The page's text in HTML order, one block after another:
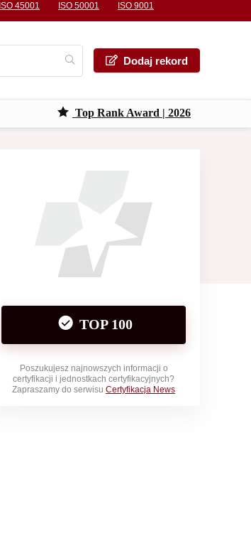
ISO 45001 ISO 50001
ISO 9001
Dodaj rekord
Top Rank Award | 2026
TOP 100
Poszukujesz najnowszych informacji o
certyfikacji i jednostkach certyfikacyjnych?
Zapraszamy do serwisu Certyfikacja News